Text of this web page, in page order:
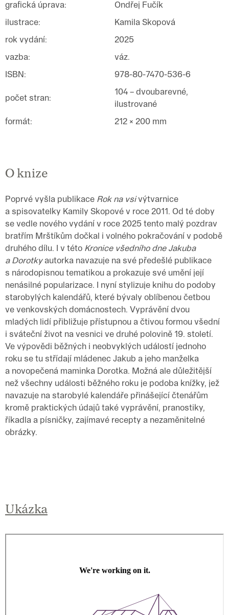
grafická úprava:
Ondřej Fučík
ilustrace:
Kamila Skopová
rok vydání:
2025
vazba:
váz.
ISBN: 978-80-7470-536-6
počet stran:
104 – dvoubarevné,
ilustrované
formát: 212 × 200 mm
O knize
Poprvé vyšla publikace Rok na vsivýtvarnice
a spisovatelky Kamily Skopové v roce 2011. Od té doby
se vedle nového vydání v roce 2025 tento malý pozdrav
bratřím Mrštíkům dočkal i volného pokračování v podobě
druhého dílu. I v této Kronice všedního dne Jakuba
a Dorotkyautorka navazuje na své předešlé publikace
s národopisnou tematikou a prokazuje své umění její
nenásilné popularizace. I nyní stylizuje knihu do podoby
starobylých kalendářů, které bývaly oblíbenou četbou
ve venkovských domácnostech. Vyprávění dvou
mladých lidí přibližuje přístupnou a čtivou formou všední
i sváteční život na vesnici ve druhé polovině 19. století.
Ve výpovědi běžných i neobvyklých událostí jednoho
roku se tu střídají mládenec Jakub a jeho manželka
a novopečená maminka Dorotka. Možná ale důležitější
než všechny události běžného roku je podoba knížky, jež
navazuje na starobylé kalendáře přinášející čtenářům
kromě praktických údajů také vyprávění, pranostiky,
říkadla a písničky, zajímavé recepty a nezaměnitelné
obrázky.
Ukázka